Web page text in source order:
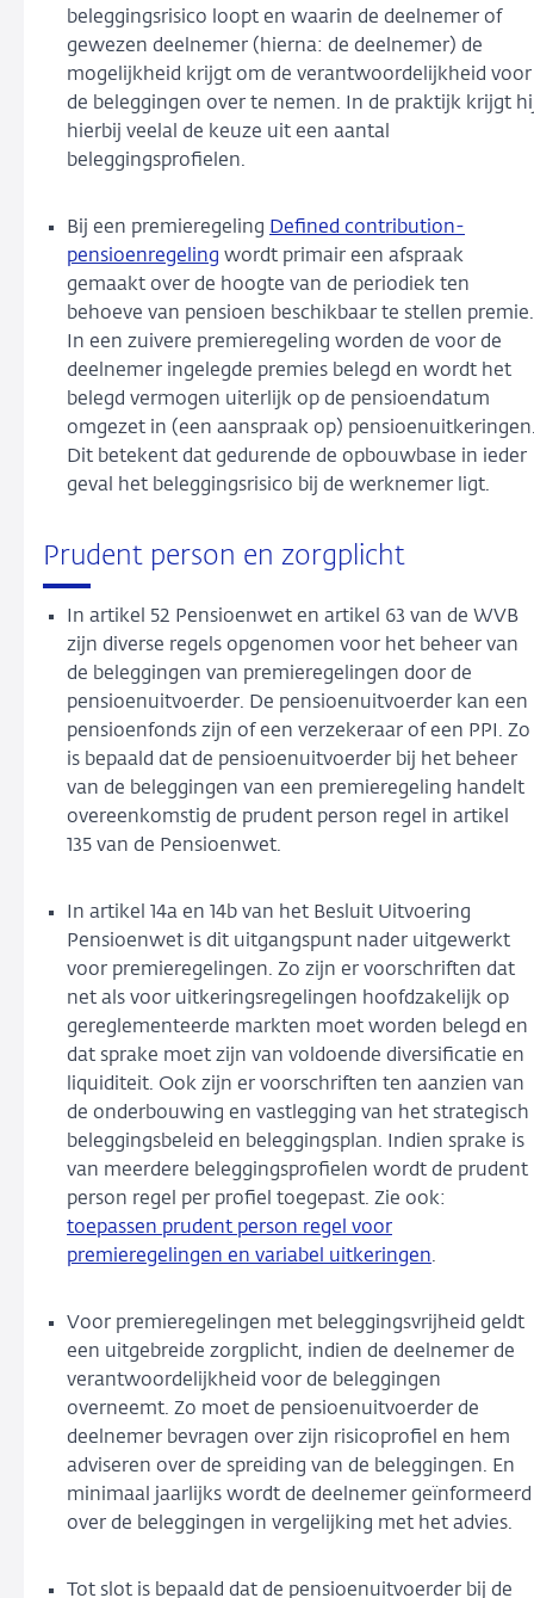
beleggingsrisico loopt en waarin de deelnemer of
gewezen deelnemer (hierna: de deelnemer) de
mogelijkheid krijgt om de verantwoordelijkheid voor
de beleggingen over te nemen. In de praktijk krijgt
hierbij veelal de keuze uit een aantal
beleggingsprofielen.
Bij een premieregeling Defined contribution-
pensioenregeling wordt primair een afspraak
gemaakt over de hoogte van de periodiek ten
behoeve van pensioen beschikbaar te stellen premie.
In een zuivere premieregeling worden de voor de
deelnemer ingelegde premies belegd en wordt het
belegd vermogen uiterlijk op de pensioendatum
omgezet in (een aanspraak op)
Dit betekent dat gedurende de opbouwbase in ieder
geval het beleggingsrisico bij de werknemer ligt.
Prudent person en zorgplicht
In artikel 52 Pensioenwet en artikel 63 van de WVB
zijn diverse regels opgenomen voor het beheer van
de beleggingen van premieregelingen door de
pensioenuitvoerder. De pensioenuitvoerder kan een
pensioenfonds zijn of een verzekeraar of een PPI. Zo
is bepaald dat de pensioenuitvoerder bij het beheer
van de beleggingen van een premieregeling handelt
overeenkomstig de prudent person regel in artikel
135 van de Pensioenwet.
In artikel 14a en 14b van het Besluit Uitvoering
Pensioenwet is dit uitgangspunt nader uitgewerkt
voor premieregelingen. Zo zijn er voorschriften dat
net als voor uitkeringsregelingen hoofdzakelijk op
gereglementeerde markten moet worden belegd en
dat sprake moet zijn van voldoende diversificatie en
liquiditeit. Ook zijn er voorschriften ten aanzien van
de onderbouwing en vastlegging van het strategisch
beleggingsbeleid en beleggingsplan. Indien sprake is
van meerdere beleggingsprofielen wordt de prudent
person regel per profiel toegepast. Zie ook:
toepassen prudent person regel voor
premieregelingen en variabel uitkeringen.
Voor premieregelingen met beleggingsvrijheid geldt
een uitgebreide zorgplicht, indien de deelnemer de
verantwoordelijkheid voor de beleggingen
overneemt. Zo moet de pensioenuitvoerder de
deelnemer bevragen over zijn risicoprofiel en hem
adviseren over de spreiding van de beleggingen. En
minimaal jaarlijks wordt de deelnemer geïnformeerd
over de beleggingen in vergelijking met het advies.
Tot slot is bepaald dat de pensioenuitvoerder bij de